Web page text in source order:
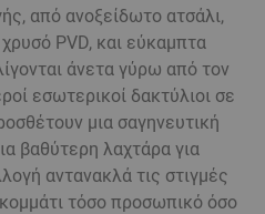
από ανοξείδωτο ατσάλι,
PVD, και εύκαμπτα
άνετα γύρω από τον
εσωτερικοί δακτύλιοι σε
μια σαγηνευτική
βαθύτερη λαχτάρα για
αντανακλά τις στιγμές
τόσο προσωπικό όσο